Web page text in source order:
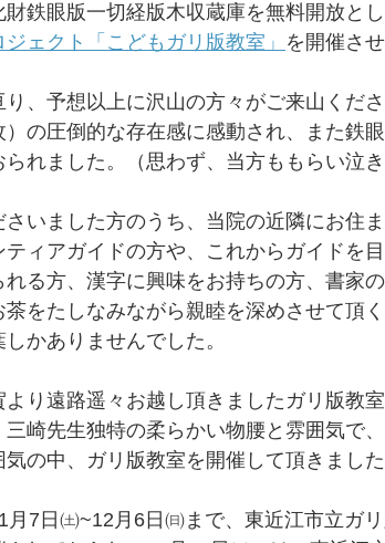
財鉄眼版一切経版木収蔵庫を無料開放と
ジェクト「こどもガリ版教室」 を開催さ
り、予想以上に沢山の方々がご来山くだ
）の圧倒的な存在感に感動され、また鉄
られました。（思わず、当方ももらい泣
さいました方のうち、当院の近隣にお住
ティアガイドの方や、これからガイドを
れる方、漢字に興味をお持ちの方、書家
茶をたしなみながら親睦を深めさせて頂
かありませんでした。
より遠路遥々お越し頂きましたガリ版教
三崎先生独特の柔らかい物腰と雰囲気で
気の中、ガリ版教室を開催して頂きまし
月7日㈯~12月6日㈰まで、東近江市立ガ